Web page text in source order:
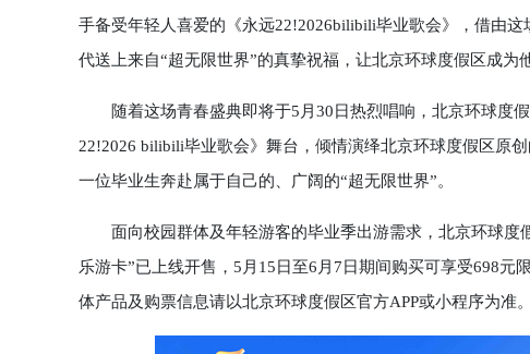
手备受年轻人喜爱的《永远22!2026bilibili毕业歌会》，借由
代送上来自“超无限世界”的真挚祝福，让北京环球度假区成为
随着这场青春盛典即将于5月30日热烈唱响，北京环球度
22!2026 bilibili毕业歌会》舞台，倾情演绎北京环球度假区原
一位毕业生奔赴属于自己的、广阔的“超无限世界”。
面向校园群体及年轻游客的毕业季出游需求，北京环球度
乐游卡”已上线开售，5月15日至6月7日期间购买可享受698
体产品及购票信息请以北京环球度假区官方APP或小程序为准。